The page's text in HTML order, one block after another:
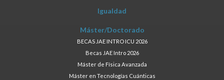
Igualdad
Máster/Doctorado
BECAS JAE INTRO ICU 2026
Becas JAE Intro 2026
Máster de Física Avanzada
Máster en Tecnologías Cuánticas